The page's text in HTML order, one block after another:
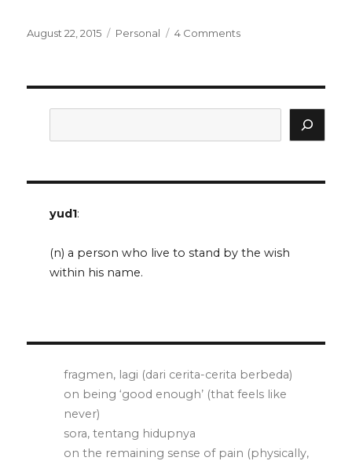
Posted
August 22, 2015 Categories
Personal 4 Commentson
yud1:
(n) a person who live to stand by the wish
within his name.
fragmen, lagi (dari cerita-cerita berbeda)
on being ‘good enough’ (that feels like
never)
sora, tentang hidupnya
on the remaining sense of pain (physically,